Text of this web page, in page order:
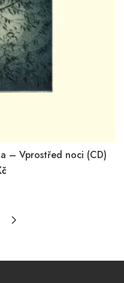
– Vprostřed noci (CD)